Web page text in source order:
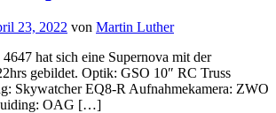
23, 2022 von Martin Luther
hat sich eine Supernova mit der
gebildet. Optik: GSO 10″ RC Truss
Skywatcher EQ8-R Aufnahmekamera: ZWO
OAG […]